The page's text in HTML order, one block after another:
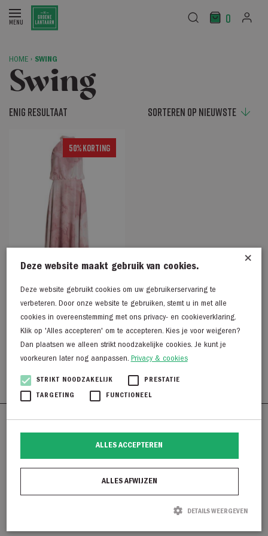
0
HOME › SWING
Swing
Enig resultaat
50% Korting
Swing jurk 5AJ13000-6801
249,99
125,00
8281 BG Genemuiden
038 - 38 55 930
info@degroenelantaarnmode.nl
×
Deze website maakt gebruik van cookies.
Deze website gebruikt cookies om uw gebruikerservaring te
verbeteren. Door onze website te gebruiken, stemt u in met alle
cookies in overeenstemming met ons privacy- en cookieverklaring.
Klik op 'Alles accepteren' om te accepteren. Kies je voor weigeren?
Dan plaatsen we alleen strikt noodzakelijke cookies. Je kunt je
voorkeuren later nog aanpassen. Privacy & cookies
STRIKT NOODZAKELIJK PRESTATIE
TARGETING FUNCTIONEEL
ALLES ACCEPTEREN
ALLES AFWIJZEN
DETAILS WEERGEVEN